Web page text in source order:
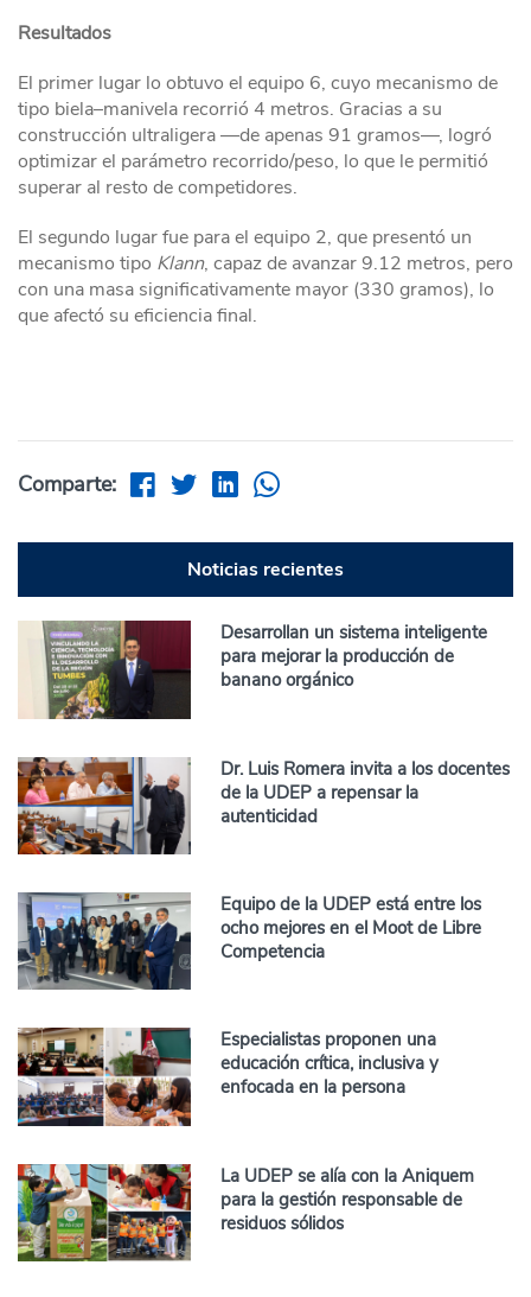
Resultados
El primer lugar lo obtuvo el equipo 6, cuyo mecanismo de
tipo biela–manivela recorrió 4 metros. Gracias a su
construcción ultraligera —de apenas 91 gramos—, logró
optimizar el parámetro recorrido/peso, lo que le permitió
superar al resto de competidores.
El segundo lugar fue para el equipo 2, que presentó un
mecanismo tipo Klann, capaz de avanzar 9.12 metros, pero
con una masa significativamente mayor (330 gramos), lo
que afectó su eficiencia final.
Comparte:
Noticias recientes
Desarrollan un sistema inteligente
para mejorar la producción de
banano orgánico
Dr. Luis Romera invita a los docentes
de la UDEP a repensar la
autenticidad
Equipo de la UDEP está entre los
ocho mejores en el Moot de Libre
Competencia
Especialistas proponen una
educación crítica, inclusiva y
enfocada en la persona
La UDEP se alía con la Aniquem
para la gestión responsable de
residuos sólidos